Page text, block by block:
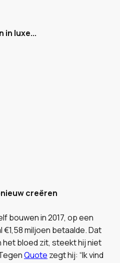
in luxe...
creëren
bouwen in 2017, op een
€1,58 miljoen betaalde. Dat
het bloed zit, steekt hij niet
Quote zegt hij: “Ik vind